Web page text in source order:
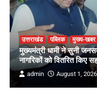
उत्तराखंड पब्लिक मुख्य-खबर
मुख्यमंत्री धामी ने सुनी
नागरिकों को वितरित किए
admin August 1, 2026